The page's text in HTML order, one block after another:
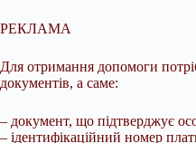
РЕКЛАМА
Для отримання допомоги
документів, а саме:
– документ, що підтверджує
– ідентифікаційний номер